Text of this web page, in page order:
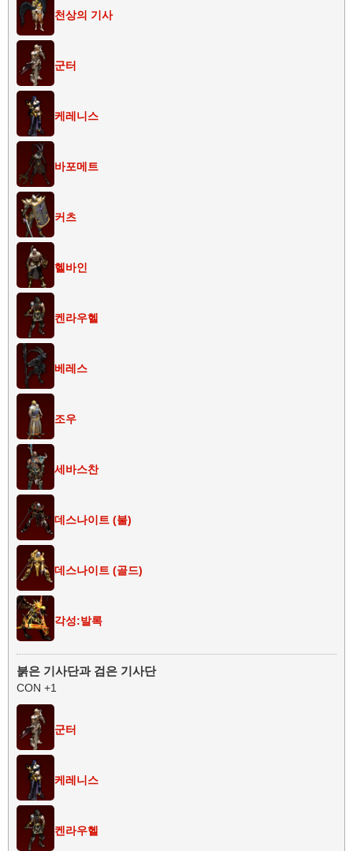
천상의 기사
군터
케레니스
바포메트
커츠
헬바인
켄라우헬
베레스
조우
세바스찬
데스나이트 (불)
데스나이트 (골드)
각성:발록
붉은 기사단과 검은 기사단
CON +1
군터
케레니스
켄라우헬